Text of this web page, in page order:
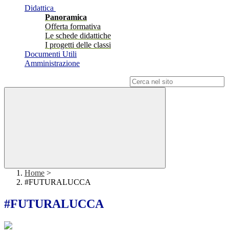
Didattica
Panoramica
Offerta formativa
Le schede didattiche
I progetti delle classi
Documenti Utili
Amministrazione
Home >
#FUTURALUCCA
#FUTURALUCCA